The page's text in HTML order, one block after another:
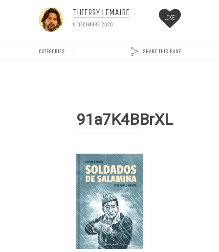
THIERRY LEMAIRE
9 DÉCEMBRE 2020
LIKE
CATEGORIES: SHARE THIS PAGE
91a7K4BBrXL